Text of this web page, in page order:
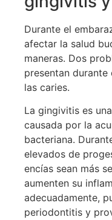
Durante el
afectar la salud
maneras. Dos
presentan
las caries.
La gingivitis es
causada por la
bacteriana.
elevados de
encías sean más
aumenten su
adecuadamente,
periodontitis y